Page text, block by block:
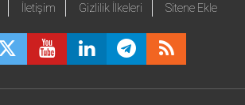
İletişim Gizlilik İlkeleri Sitene Ekle